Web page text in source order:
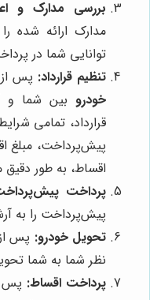
بررسی مدارک و
مدارک ارائه شده
توانایی شما در
تنظیم قرارداد: پس از
خودرو بین شما و
قرارداد، تمامی
پیش‌پرداخت، مبلغ
اقساط، به طور
پرداخت
پیش‌پرداخت را به
تحویل خودرو: پس
نظر شما به شما
پرداخت اقساط: پس